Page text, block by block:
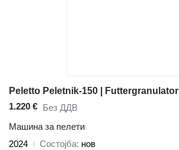
Peletto Peletnik-150 | Futtergranulator
1.220 € Без ДДВ
Машина за пелети
2024
Состојба нов